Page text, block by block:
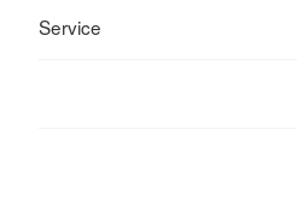
Service